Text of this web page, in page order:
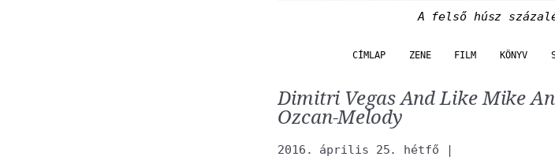
A felső húsz
CÍMLAP ZENE FILM KÖNYV
Dimitri Vegas And Like Mike
Ozcan-Melody
2016. április 25. hétfő |